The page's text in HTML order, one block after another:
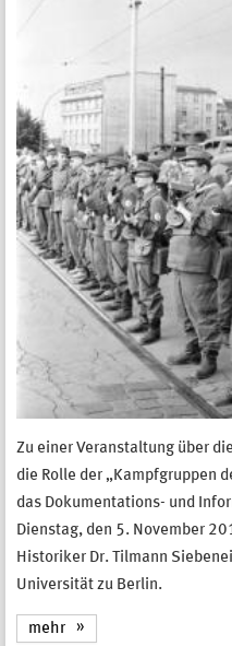
Zu einer Veranstaltung über
die Rolle der „Kampfgruppen
das Dokumentations- und
Dienstag, den 5. November
Historiker Dr. Tilmann
Universität zu Berlin.
mehr